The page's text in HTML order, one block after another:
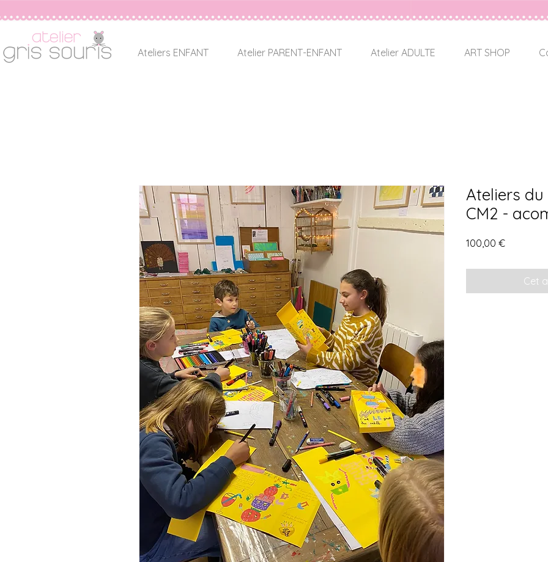
Ateliers ENFANT Atelier PARENT-ENFANT Atelier ADULTE ART SHOP
Ateliers du
CM2 -
100,00 €Prix
Cet